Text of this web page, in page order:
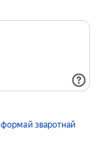
формай зваротнай